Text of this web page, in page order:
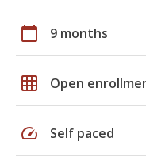
calendar_today 9 months
grid_on Open
speed Self paced